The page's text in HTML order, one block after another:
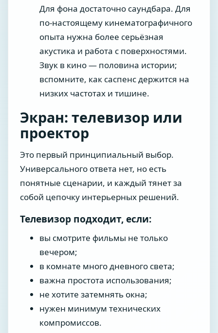
Для фона достаточно саундбара. Для
по-настоящему кинематографичного
опыта нужна более серьёзная
акустика и работа с поверхностями.
Звук в кино — половина истории;
вспомните, как саспенс держится на
низких частотах и тишине.
Экран: телевизор или
проектор
Это первый принципиальный выбор.
Универсального ответа нет, но есть
понятные сценарии, и каждый тянет за
собой цепочку интерьерных решений.
Телевизор подходит, если:
вы смотрите фильмы не только
вечером;
в комнате много дневного света;
важна простота использования;
не хотите затемнять окна;
нужен минимум технических
компромиссов.